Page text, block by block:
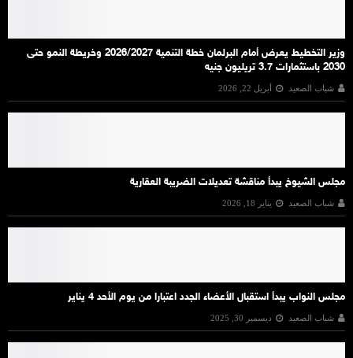
وزير التخطيط يعرض أمام البرلمان خطة التنمية 2026/2027 وخريطة النمو حتى
2030 باستثمارات 3.7 تريليون جنيه
شباب الصعيد أبريل 22, 2026
مجلس الشيوخ يبدأ مناقشة تعديلات الضريبة العقارية
شباب الصعيد يناير 18, 2026
مجلس النواب يبدأ استقبال الأعضاء الجدد اعتبارا من يوم الأحد 4 يناير
شباب الصعيد ديسمبر 30, 2025